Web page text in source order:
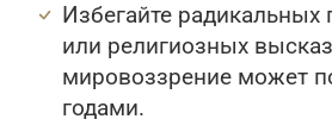
Избегайте радикальных
или религиозных
мировоззрение может
годами.